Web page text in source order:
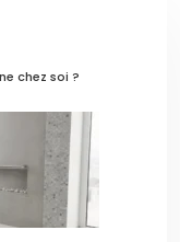
chez soi ?